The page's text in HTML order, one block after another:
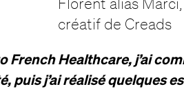
créatif de Creads
French Healthcare, j’ai
puis j’ai réalisé quelques